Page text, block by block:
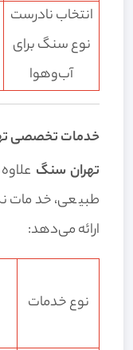
انتخاب نادرست
نوع سنگ برای
آب‌وهوا
خدمات تخصصی
تهران سنگ
طبیعی، خدمات
ارائه می‌دهد:
نوع خدمات